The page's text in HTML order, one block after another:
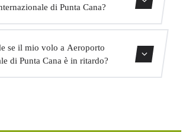
di Punta Cana?
questo al momento della prenotazione e
se il mio volo a Aeroporto
di Punta Cana è in ritardo?